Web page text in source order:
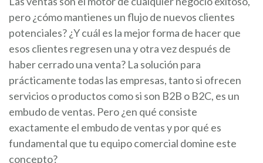
pero ¿cómo mantienes un flujo de nuevos clientes
potenciales? ¿Y cuál es la mejor forma de hacer que
esos clientes regresen una y otra vez después de
haber cerrado una venta? La solución para
prácticamente todas las empresas, tanto si ofrecen
servicios o productos como si son B2B o B2C, es un
embudo de ventas. Pero ¿en qué consiste
exactamente el embudo de ventas y por qué es
fundamental que tu equipo comercial domine este
concepto?